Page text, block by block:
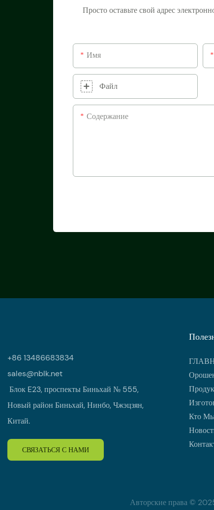
Просто оставьте свой адрес
Имя
Файл
Содержание
+86 13486683834
sales@nblk.net
Блок E23, проспекты Биньхай № 555,
Новый район Биньхай, Нинбо, Чжэцзян,
Китай.
СВЯЗАТЬСЯ С НАМИ
Кто
Авторские права ©